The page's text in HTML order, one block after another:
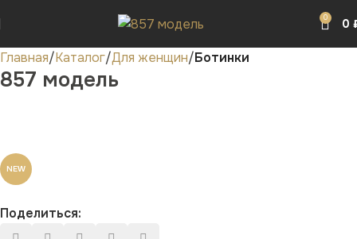
0 0
Главная Каталог Для женщин Ботинки
857 модель
NEW
Поделиться: